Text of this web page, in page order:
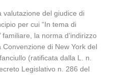
valutazione del giudice di
per cui “In tema di
familiare, la norma d’indirizzo
Convenzione di New York del
(ratificata dalla L. n.
Legislativo n. 286 del